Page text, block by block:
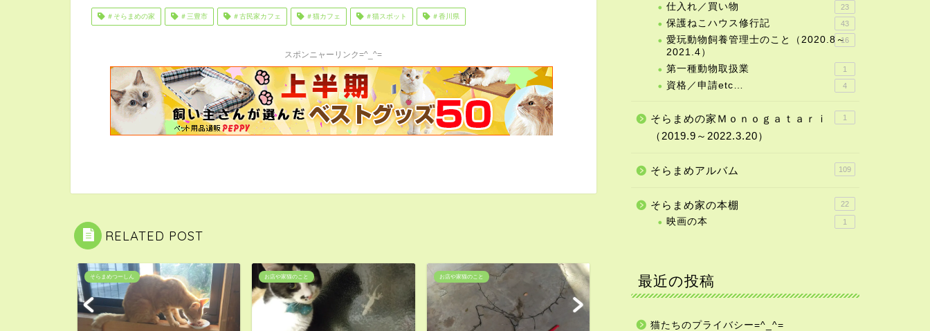
＃そらまめの家 ＃三豊市 ＃古民家カフェ ＃猫カフェ ＃猫スポット ＃香川県
スポンニャーリンク=^_^=
RELATED POST
そらまめつーしん お店や家猫のこと お店や家猫のこと そらまめつーしん
仕入れ／買い物 23
保護ねこハウス修行記 43
愛玩動物飼養管理士のこと（2020.8～
2021.4）
16
第一種動物取扱業 1
資格／申請etc… 4
そらまめの家Ｍｏｎｏｇａｔａｒｉ
（2019.9～2022.3.20）
1
そらまめアルバム 109
そらまめ家の本棚 22
映画の本 1
最近の投稿
猫たちのプライバシー=^_^=